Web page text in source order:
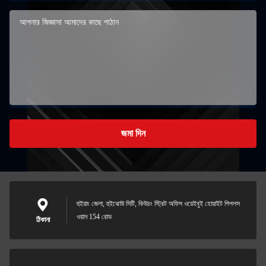
জমা দিন
ঠিকানা
হুইয়াং জেলা, হুইঝোউ সিটি, কিউচং স্ট্রিট অফিস ওয়েইবুই হোয়াইট পিপলস
ওয়ান 154 রোড